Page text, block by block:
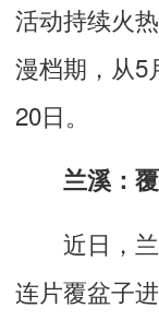
活动持续火
漫档期，从5
20日。
兰溪：
近日，兰
连片覆盆子